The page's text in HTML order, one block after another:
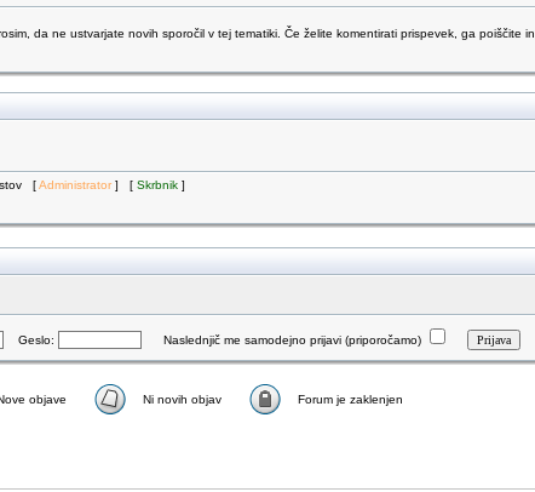
da ne ustvarjate novih sporočil v tej tematiki. Če želite komentirati prispevek, ga poiščite in
[Administrator ] [ Skrbnik ]
Geslo: Naslednjič me samodejno prijavi (priporočamo)
objave Ni novih objav Forum je zaklenjen